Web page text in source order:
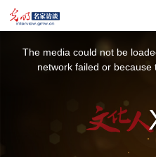
The media could not be
network failed or because